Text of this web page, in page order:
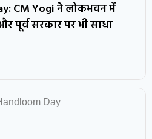
CM Yogi ने लोकभवन में
पूर्व सरकार पर भी साधा